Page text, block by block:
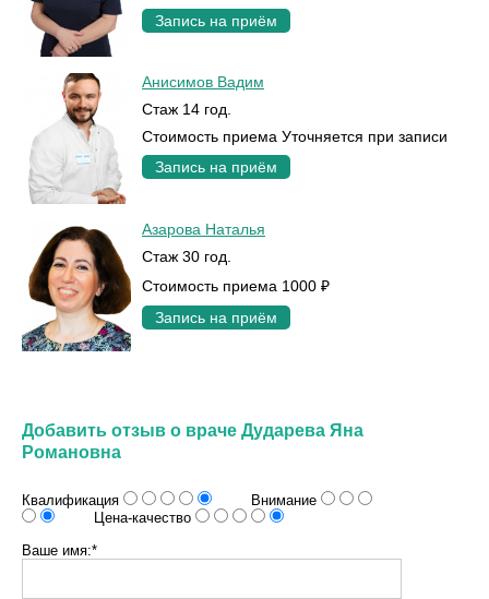
Запись на приём
Анисимов Вадим
Стаж 14 год.
Стоимость приема Уточняется при записи
Запись на приём
Азарова Наталья
Стаж 30 год.
Стоимость приема 1000 ₽
Запись на приём
Добавить отзыв о враче Дударева Яна
Романовна
Квалификация
Внимание
Цена-качество
Ваше имя:*